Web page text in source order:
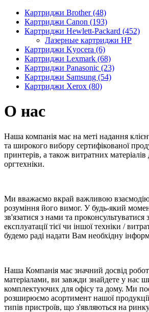
Картриджи Brother (48)
Картриджи Canon (193)
Картриджи Hewlett-Packard (452)
Лазерные картриджи HP
Картриджи Kyocera (6)
Картриджи Lexmark (68)
Картриджи Panasonic (23)
Картриджи Samsung (54)
Картриджи Xerox (80)
О нас
Наша компанія має на меті надання
та широкого вибору сертифікованої
принтерів, а також витратних матеріалів
оргтехніки.
Ми вважаємо вкрай важливою взаємодію
розуміння його вимог. У будь-який
зв'язатися з нами та проконсультуватися
експлуатації тієї чи іншої техніки /
будемо раді надати Вам необхідну
Наша Компанія має значний досвід
матеріалами, ви завжди знайдете у нас
комплектуючих для офісу та дому. Ми
розширюємо асортимент нашої
типів пристроїв, що з'являються на